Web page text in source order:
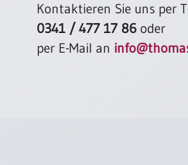
Kontaktieren Sie uns per
0341 / 477 17 86 oder
per E-Mail an